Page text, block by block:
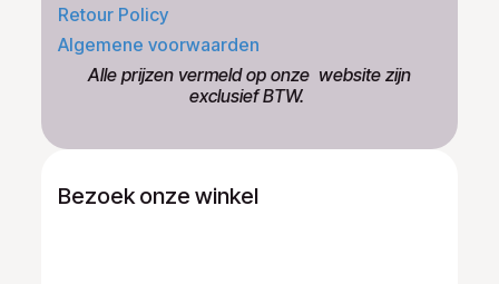
Retour Policy
Algemene voorwaarden
​Alle prijzen vermeld op onze ​website zijn
exclusief BTW.
Bezoek onze winkel